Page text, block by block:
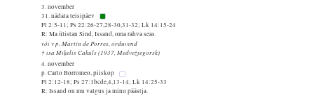
3. november
31. nädala teisipäev
Fl 2:5-11; Ps 22:26-27,28-30,31-32; Lk 14:15-24
R: Ma ülistan Sind, Issand, oma rahva seas.
või v p. Martín de Porres, orduvend
† isa Miķelis Cakuls (1937, Medvežjegorsk)
4. november
p. Carlo Borromeo, piiskop
Fl 2:12-18; Ps 27:1bcde,4,13-14; Lk 14:25-33
R: Issand on mu valgus ja minu päästja.